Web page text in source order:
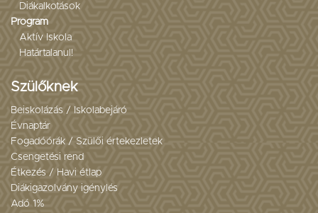
Diákalkotások
Program
Aktív Iskola
Határtalanul!
Szülőknek
Beiskolázás / Iskolabejáró
Évnaptár
Fogadóórák / Szülői értekezletek
Csengetési rend
Étkezés / Havi étlap
Diákigazolvány igénylés
Adó 1%